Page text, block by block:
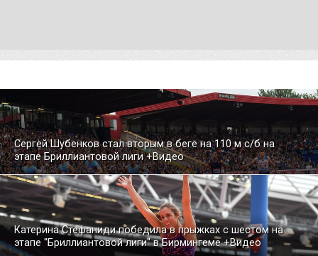
Сергей Шубенков стал вторым в беге на 110 м с/б на
этапе Бриллиантовой лиги +Видео
Катерина Стефаниди победила в прыжках с шестом на
этапе "Бриллиантовой лиги" в Бирмингеме +Видео